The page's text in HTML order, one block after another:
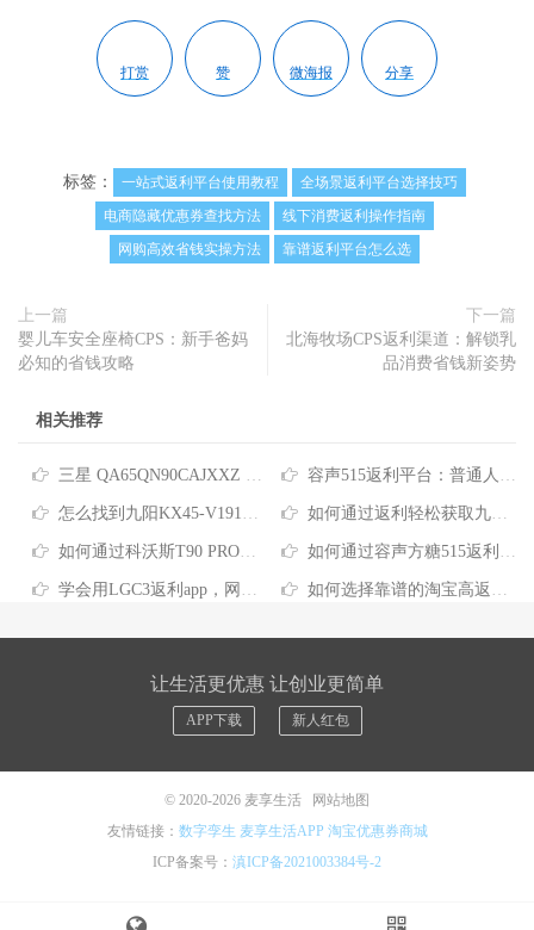
打赏 赞 微海报 分享
标签： 一站式返利平台使用教程
全场景返利平台选择技巧
电商隐藏优惠券查找方法
线下消费返利操作指南
网购高效省钱实操方法
靠谱返利平台怎么选
上一篇
婴儿车安全座椅CPS：新手爸妈
必知的省钱攻略
下一篇
北海牧场CPS返利渠道：解锁乳
品消费省钱新姿势
相关推荐
三星 QA65QN90CAJXXZ 返利最高平台，这样买立省数百元 容声515返利平台：普通人买家电都在用的省钱方法
怎么找到九阳KX45-V191正规返利平台 轻松省钱不踩坑 如何通过返利轻松获取九阳KX35-V501CPS优惠
如何通过科沃斯T90 PRO返利享受最大优惠 如何通过容声方糖515返利小程序享受网购省钱福利？
学会用LGC3返利app，网购每年能省出一笔不小开支 如何选择靠谱的淘宝高返利平台 轻松省下网购开支
让生活更优惠 让创业更简单
APP下载 新人红包
© 2020-2026 麦享生活
网站地图
友情链接： 数字孪生 麦享生活APP 淘宝优惠券商城
ICP备案号： 滇ICP备2021003384号-2